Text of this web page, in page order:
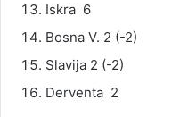
Iskra 6
Bosna V. 2 (-2)
Slavija 2 (-2)
Derventa 2